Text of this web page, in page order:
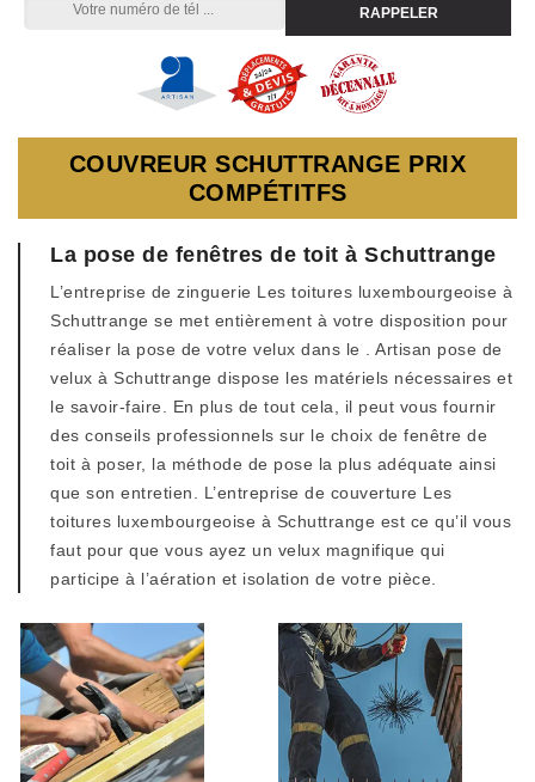
COUVREUR SCHUTTRANGE PRIX
COMPÉTITFS
La pose de fenêtres de toit à Schuttrange
L’entreprise de zinguerie Les toitures luxembourgeoise à
Schuttrange se met entièrement à votre disposition pour
réaliser la pose de votre velux dans le . Artisan pose de
velux à Schuttrange dispose les matériels nécessaires et
le savoir-faire. En plus de tout cela, il peut vous fournir
des conseils professionnels sur le choix de fenêtre de
toit à poser, la méthode de pose la plus adéquate ainsi
que son entretien. L’entreprise de couverture Les
toitures luxembourgeoise à Schuttrange est ce qu’il vous
faut pour que vous ayez un velux magnifique qui
participe à l’aération et isolation de votre pièce.